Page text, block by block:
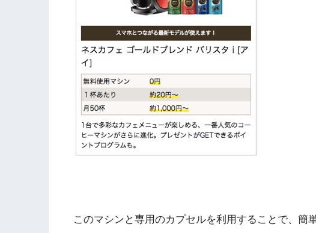
このマシンと専用のカプセルを利用することで、簡